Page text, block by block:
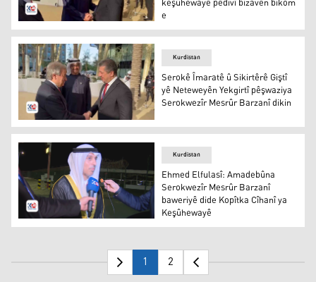
Serokwezîr Mesrûr Barzanî: Çarekirina guhertinên
e
Serokê Îmaratê û Sikirtêrê Giştî yê Neteweyên Yekgirtî
Kurdistan
Serokê Îmaratê û Sikirtêrê Giştî
yê Neteweyên Yekgirtî pêşwaziya
Serokwezîr Mesrûr Barzanî dikin
Ehmed Elfulasî
Kurdistan
Ehmed Elfulasî: Amadebûna
Serokwezîr Mesrûr Barzanî
baweriyê dide Kopîtka Cîhanî ya
Keşûhewayê
1 2